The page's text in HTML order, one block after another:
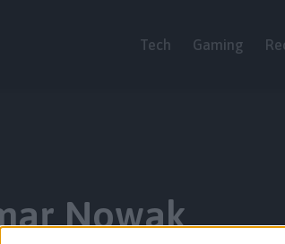
Tech Gaming
Nowak